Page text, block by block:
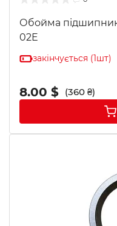
Обойма
02E
закінчується (1шт)
8.00 $ (360 ₴)